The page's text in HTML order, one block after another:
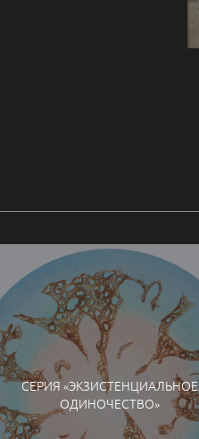
СЕРИЯ «ЭКЗИСТЕНЦИАЛЬНОЕ
ОДИНОЧЕСТВО»